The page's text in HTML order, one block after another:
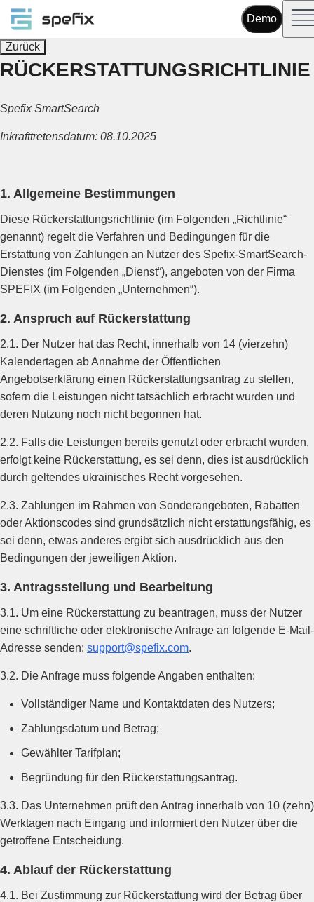
Demo
Zurück
RÜCKERSTATTUNGSRICHTLINIE
Spefix SmartSearch
Inkrafttretensdatum: 08.10.2025
1. Allgemeine Bestimmungen
Diese Rückerstattungsrichtlinie (im Folgenden „Richtlinie“
genannt) regelt die Verfahren und Bedingungen für die
Erstattung von Zahlungen an Nutzer des Spefix-SmartSearch-
Dienstes (im Folgenden „Dienst“), angeboten von der Firma
SPEFIX (im Folgenden „Unternehmen“).
2. Anspruch auf Rückerstattung
2.1. Der Nutzer hat das Recht, innerhalb von 14 (vierzehn)
Kalendertagen ab Annahme der Öffentlichen
Angebotserklärung einen Rückerstattungsantrag zu stellen,
sofern die Leistungen nicht tatsächlich erbracht wurden und
deren Nutzung noch nicht begonnen hat.
2.2. Falls die Leistungen bereits genutzt oder erbracht wurden,
erfolgt keine Rückerstattung, es sei denn, dies ist ausdrücklich
durch geltendes ukrainisches Recht vorgesehen.
2.3. Zahlungen im Rahmen von Sonderangeboten, Rabatten
oder Aktionscodes sind grundsätzlich nicht erstattungsfähig, es
sei denn, etwas anderes ergibt sich ausdrücklich aus den
Bedingungen der jeweiligen Aktion.
3. Antragsstellung und Bearbeitung
3.1. Um eine Rückerstattung zu beantragen, muss der Nutzer
eine schriftliche oder elektronische Anfrage an folgende E-Mail-
Adresse senden: support@spefix.com.
3.2. Die Anfrage muss folgende Angaben enthalten:
Vollständiger Name und Kontaktdaten des Nutzers;
Zahlungsdatum und Betrag;
Gewählter Tarifplan;
Begründung für den Rückerstattungsantrag.
3.3. Das Unternehmen prüft den Antrag innerhalb von 10 (zehn)
Werktagen nach Eingang und informiert den Nutzer über die
getroffene Entscheidung.
4. Ablauf der Rückerstattung
4.1. Bei Zustimmung zur Rückerstattung wird der Betrag über